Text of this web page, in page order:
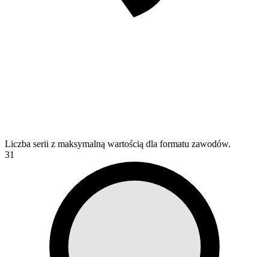
Liczba serii z maksymalną wartością dla formatu zawodów.
31